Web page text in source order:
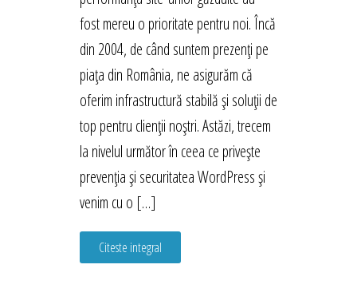
fost mereu o prioritate pentru noi. Încă
din 2004, de când suntem prezenți pe
piața din România, ne asigurăm că
oferim infrastructură stabilă și soluții de
top pentru clienții noștri. Astăzi, trecem
la nivelul următor în ceea ce privește
prevenția și securitatea WordPress și
venim cu o […]
Citeste integral